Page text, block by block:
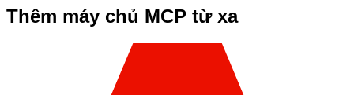
Thêm máy chủ MCP từ xa